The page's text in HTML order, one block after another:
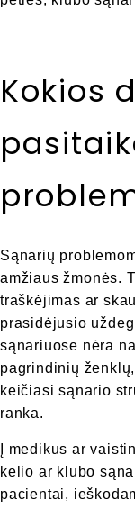
Kokios
Sąnarių
amžiaus žmonės.
traškėjimas ar
prasidėjusio
sąnariuose nėra
pagrindinių
keičiasi sąnario
ranka.
Į medikus ar
kelio ar klubo
pacientai,